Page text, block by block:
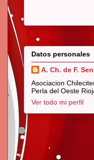
Datos personales
A. Ch. de F.
Asociacion
Perla del Oeste
Ver todo mi perfil